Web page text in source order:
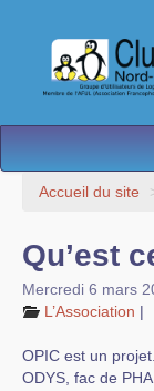
L’Association
Besoin d’Aide ?
Contact
Les antennes
Accueil du site
Qu’est
Mercredi 6 mars
L’Association |
OPIC est un
ODYS, fac de